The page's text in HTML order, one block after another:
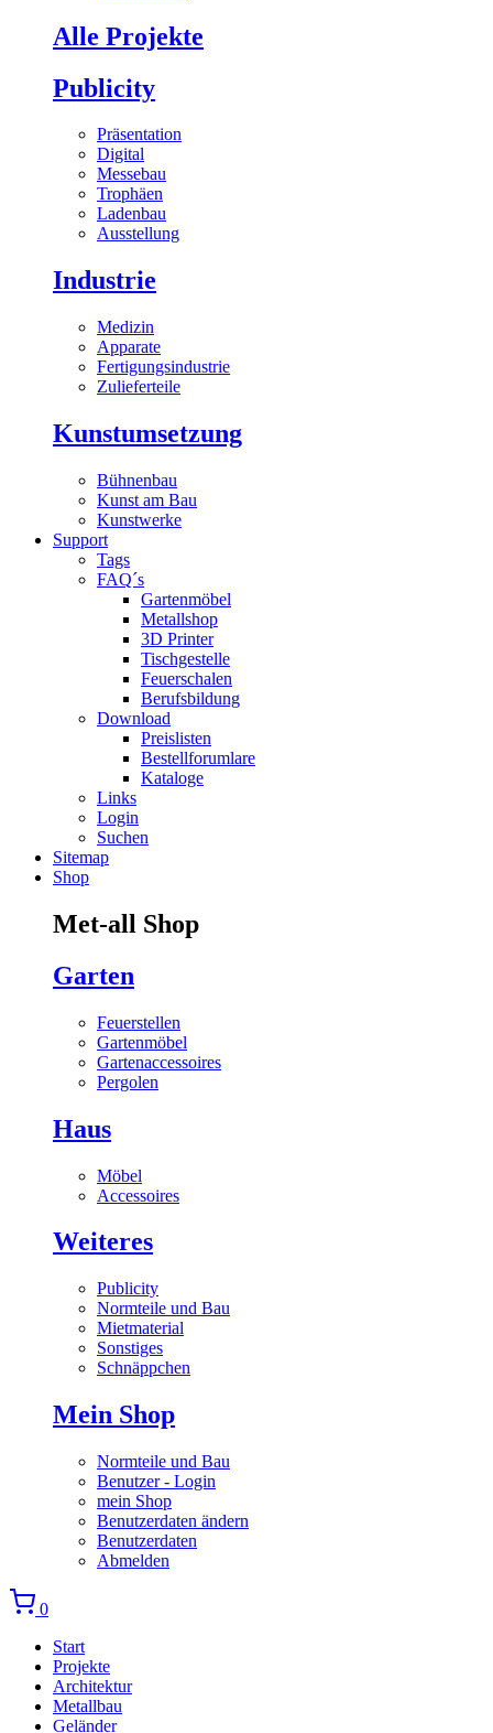
Alle Projekte
Publicity
Präsentation
Digital
Messebau
Trophäen
Ladenbau
Ausstellung
Industrie
Medizin
Apparate
Fertigungsindustrie
Zulieferteile
Kunstumsetzung
Bühnenbau
Kunst am Bau
Kunstwerke
Support
Tags
FAQ´s
Gartenmöbel
Metallshop
3D Printer
Tischgestelle
Feuerschalen
Berufsbildung
Download
Preislisten
Bestellforumlare
Kataloge
Links
Login
Suchen
Sitemap
Shop
Met-all Shop
Garten
Feuerstellen
Gartenmöbel
Gartenaccessoires
Pergolen
Haus
Möbel
Accessoires
Weiteres
Publicity
Normteile und Bau
Mietmaterial
Sonstiges
Schnäppchen
Mein Shop
Normteile und Bau
Benutzer - Login
mein Shop
Benutzerdaten ändern
Benutzerdaten
Abmelden
0
Start
Projekte
Architektur
Metallbau
Geländer